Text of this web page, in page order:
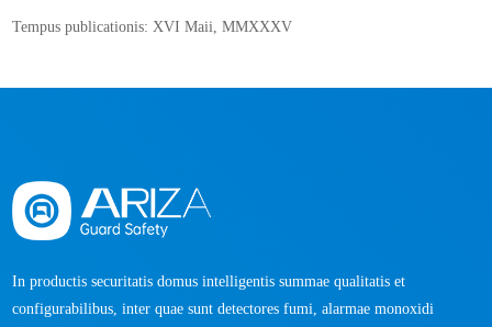
Tempus publicationis: XVI Maii, MMXXXV
In productis securitatis domus intelligentis summae qualitatis et
configurabilibus, inter quae sunt detectores fumi, alarmae ​​monoxidi